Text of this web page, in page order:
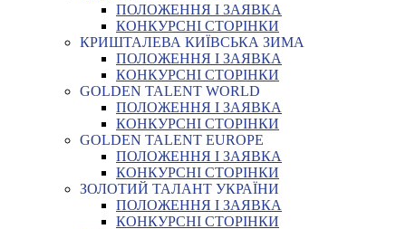
ПОЛОЖЕННЯ І ЗАЯВКА
КОНКУРСНІ СТОРІНКИ
КРИШТАЛЕВА КИЇВСЬКА ЗИМА
ПОЛОЖЕННЯ І ЗАЯВКА
КОНКУРСНІ СТОРІНКИ
GOLDEN TALENT WORLD
ПОЛОЖЕННЯ І ЗАЯВКА
КОНКУРСНІ СТОРІНКИ
GOLDEN TALENT EUROPE
ПОЛОЖЕННЯ І ЗАЯВКА
КОНКУРСНІ СТОРІНКИ
ЗОЛОТИЙ ТАЛАНТ УКРАЇНИ
ПОЛОЖЕННЯ І ЗАЯВКА
КОНКУРСНІ СТОРІНКИ